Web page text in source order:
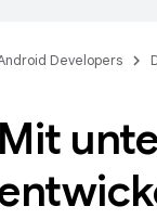
Developers
Mit